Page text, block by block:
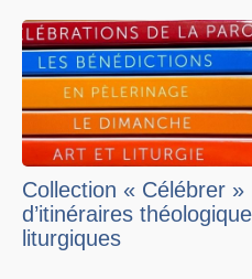
Collection « Célébrer
d’itinéraires
liturgiques